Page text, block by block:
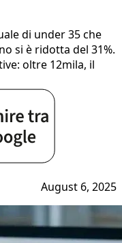
di under 35 che
si è ridotta del 31%.
oltre 12mila, il
August 6, 2025